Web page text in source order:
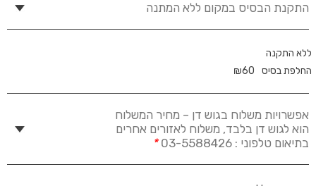
התקנת הבסיס במקום ללא המתנה
ללא התקנה
החלפת בסיס
₪60
אפשרויות משלוח בגוש דן – מחיר המשלוח
הוא לגוש דן בלבד, משלוח לאזורים אחרים
בתיאום טלפוני : 03-5588426
*